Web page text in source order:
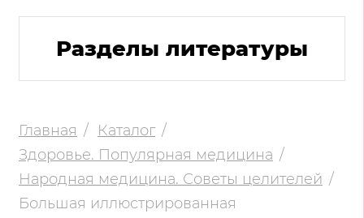
Разделы литературы
Главная
Каталог
Здоровье. Популярная медицина
Народная медицина. Советы целителей
Большая иллюстрированная